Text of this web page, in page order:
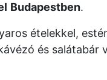
Budapestben.
ételekkel,
és salátabár